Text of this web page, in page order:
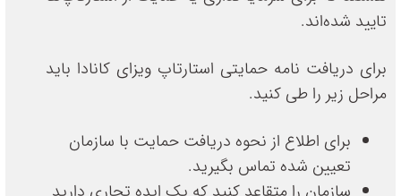
تایید شده‌اند.
برای دریافت نامه حمایتی استارتاپ ویزای کانادا باید
مراحل زیر را طی کنید.
برای اطلاع از نحوه دریافت حمایت با سازمان
تعیین شده تماس بگیرید.